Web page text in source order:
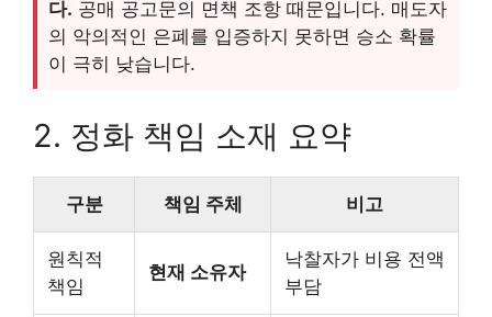
다. 공매 공고문의 면책 조항 때문입니다. 매도자
의 악의적인 은폐를 입증하지 못하면 승소 확률
이 극히 낮습니다.
2. 정화 책임 소재 요약
구분 책임 주체 비고
원칙적
책임
현재 소유자
낙찰자가 비용 전액
부담